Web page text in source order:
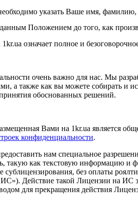
указать Ваше имя,
данным Положением до того, как
1kr.ua означает полное и
очень важно для нас. Мы
а также как вы можете собирать и
обоснованных решений.
Вами на 1kr.ua является
конфиденциальности.
нам специальное
такую как текстовую информацию
сублицензирования, без оплаты
Действие такой Лицензии на ИС
для прекращения действия